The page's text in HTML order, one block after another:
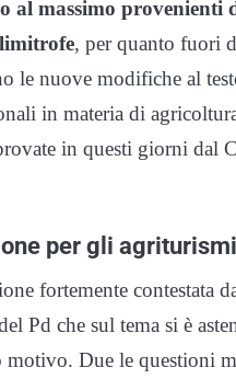
al massimo provenienti
, per quanto fuori
le nuove modifiche al
in materia di
in questi giorni dal
per gli agriturismi
fortemente contestata
Pd che sul tema si è
motivo. Due le questioni